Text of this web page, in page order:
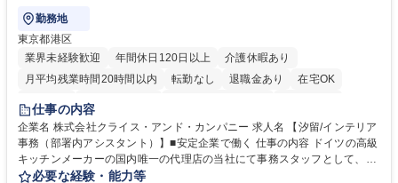
勤務地
東京都港区
業界未経験歓迎
年間休日120日以上
介護休暇あり
月平均残業時間20時間以内
転勤なし 退職金あり
在宅OK
育休あり
完全週休2日制
駅近5分以内
土日祝休み
仕事の内容
企業名 株式会社クライス・アンド・カンパニー 求人名 【汐留/インテリア
事務（部署内アシスタント）】■安定企業で働く 仕事の内容 ドイツの高級
キッチンメーカーの国内唯一の代理店の当社にて事務スタッフとして、部
署内の事務業務全般をお任せいたします。 裁量を持って働いていただける
必要な経験・能力等